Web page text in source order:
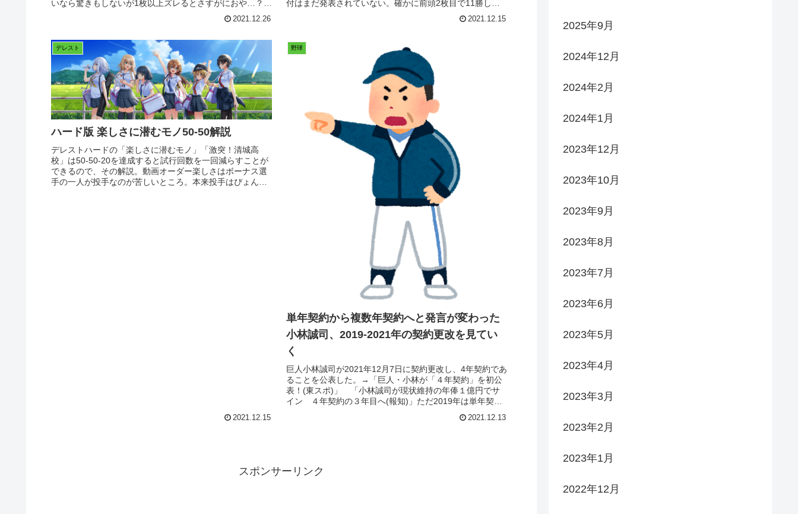
いなら驚きもしないが1枚以上ズレるとさすがにおや…？と
2021.12.26
付はまだ発表されていない。確かに前頭2枚目で11勝した
2021.12.15
デレスト
ハード版 楽しさに潜むモノ50-50解説
デレストハードの「楽しさに潜むモノ」「激突！清城高
校」は50-50-20を達成すると試行回数を一回減らすことが
できるので、その解説。動画オーダー楽しさはボーナス選
手の一人が投手なのが苦しいところ。本来投手はぴょん太
2021.12.15
野球
単年契約から複数年契約へと発言が変わった
小林誠司、2019-2021年の契約更改を見てい
く
巨人小林誠司が2021年12月7日に契約更改し、4年契約であ
ることを公表した。→「巨人・小林が「４年契約」を初公
表！(東スポ)」 「小林誠司が現状維持の年俸１億円でサ
イン ４年契約の３年目へ(報知)」ただ2019年は単年契約
2021.12.13
スポンサーリンク
2025年9月
2024年12月
2024年2月
2024年1月
2023年12月
2023年10月
2023年9月
2023年8月
2023年7月
2023年6月
2023年5月
2023年4月
2023年3月
2023年2月
2023年1月
2022年12月